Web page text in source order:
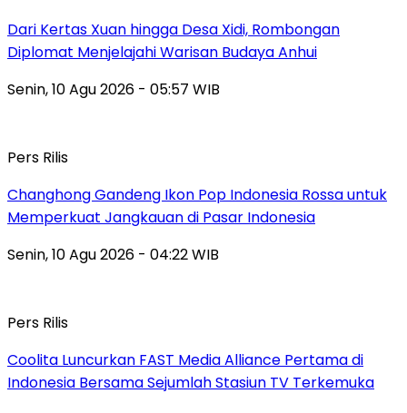
Dari Kertas Xuan hingga Desa Xidi, Rombongan
Diplomat Menjelajahi Warisan Budaya Anhui
Senin, 10 Agu 2026 - 05:57 WIB
Pers Rilis
Changhong Gandeng Ikon Pop Indonesia Rossa untuk
Memperkuat Jangkauan di Pasar Indonesia
Senin, 10 Agu 2026 - 04:22 WIB
Pers Rilis
Coolita Luncurkan FAST Media Alliance Pertama di
Indonesia Bersama Sejumlah Stasiun TV Terkemuka